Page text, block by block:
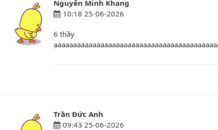
Nguyễn Minh Khang
10:18 25-06-2026
6 thầy
Trần Đức Anh
09:43 25-06-2026